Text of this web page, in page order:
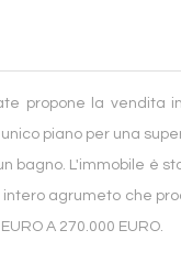
propone la
piano per una
bagno. L'immobile è
agrumeto che
A 270.000 EURO.